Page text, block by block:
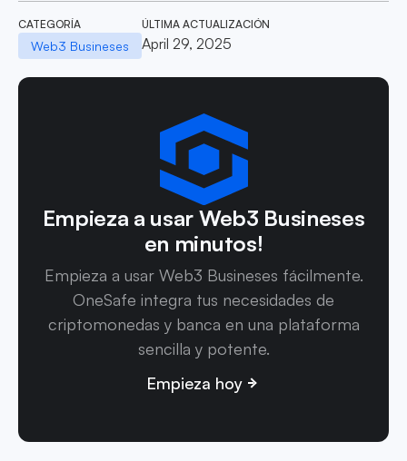
CATEGORÍA
Web3 Busineses
ÚLTIMA ACTUALIZACIÓN
April 29, 2025
Empieza a usar Web3 Busineses
en minutos!
Empieza a usar Web3 Busineses fácilmente.
OneSafe integra tus necesidades de
criptomonedas y banca en una plataforma
sencilla y potente.
Empieza hoy